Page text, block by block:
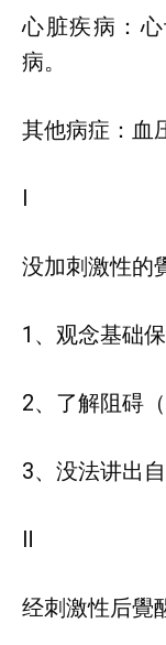
心脏疾病：
病。
其他病症：血
Ⅰ
没加刺激性的
1、观念基础
2、了解阻碍
3、没法讲出
Ⅱ
经刺激性后覺